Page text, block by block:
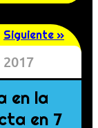
Siguiente »
en la
en 7